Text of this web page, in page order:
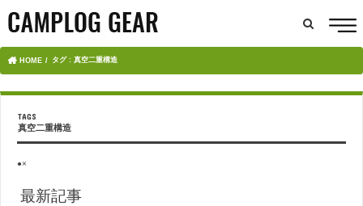
HOME タグ : 真空二重構造
真空二重構造
●×
最新記事